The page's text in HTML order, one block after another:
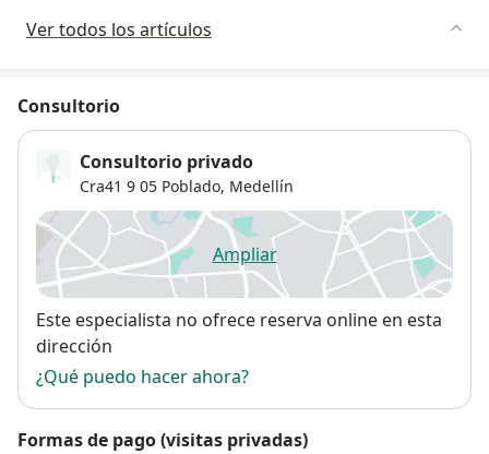
Ver todos los artículos
Consultorio
Consultorio privado
Cra41 9 05 Poblado, Medellín
Ampliarse abre en una nueva
Disponibilidad
Este especialista no ofrece reserva online en esta
dirección
¿Qué puedo hacer ahora?
Formas de pago (visitas privadas)